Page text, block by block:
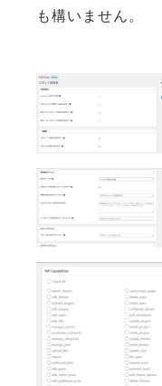
も構いません。